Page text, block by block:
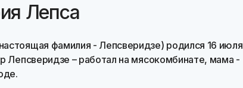
Лепса
фамилия - Лепсверидзе) родился 16 июля
Лепсверидзе – работал на мясокомбинате, мама -